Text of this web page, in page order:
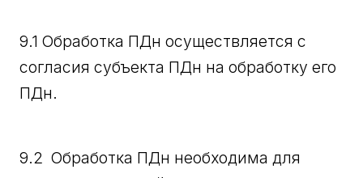
9.1 Обработка ПДн осуществляется с
согласия субъекта ПДн на обработку его
ПДн.
9.2 Обработка ПДн необходима для